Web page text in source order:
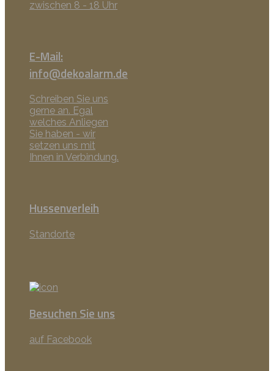
zwischen 8 - 18 Uhr
E-Mail:
info@dekoalarm.de
Schreiben Sie uns
gerne an. Egal
welches Anliegen
Sie haben - wir
setzen uns mit
Ihnen in Verbindung.
Hussenverleih
Standorte
Besuchen Sie uns
auf Facebook